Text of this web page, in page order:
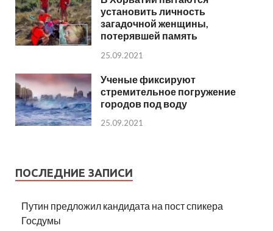
установить личность
загадочной женщины,
потерявшей память
25.09.2021
Ученые фиксируют
стремительное погружение
городов под воду
25.09.2021
ПОСЛЕДНИЕ ЗАПИСИ
Путин предложил кандидата на пост спикера
Госдумы